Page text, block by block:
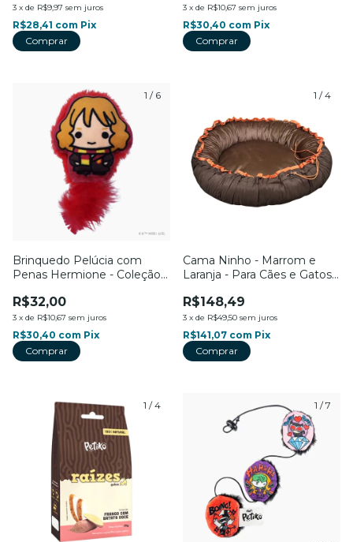
3 x de R$9,97 sem juros
R$28,41 com Pix
3 x de R$10,67 sem juros
R$30,40 com Pix
1 / 6
Brinquedo Pelúcia com
Penas Hermione - Coleção
Petiko
R$32,00
3 x de R$10,67 sem juros
R$30,40 com Pix
1 /4
Cama Ninho - Marrom e
Laranja - Para Cães e Gatos -
R$148,49
3 x de R$49,50 sem juros
R$141,07 com Pix
Comprar
1 /4 1 /7